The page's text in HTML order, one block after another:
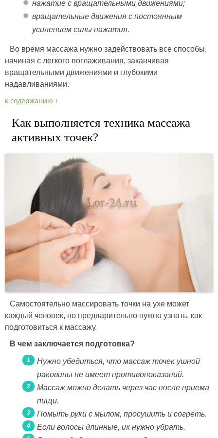
нажатие с вращательными движениями;
вращательные движения с постоянным
усилением силы нажатия.
Во время массажа нужно задействовать все способы,
начиная с легкого поглаживания, заканчивая
вращательными движениями и глубокими
надавливаниями.
к содержанию ↑
Как выполняется техника массажа
активных точек?
Самостоятельно массировать точки на ухе может
каждый человек, но предварительно нужно узнать, как
подготовиться к массажу.
В чем заключается подготовка?
Нужно убедиться, что массаж точек ушной
раковины не имеет противопоказаний.
Массаж можно делать через час после приема
пищи.
Помыть руки с мылом, просушить и согреть.
Если волосы длинные, их нужно убрать.